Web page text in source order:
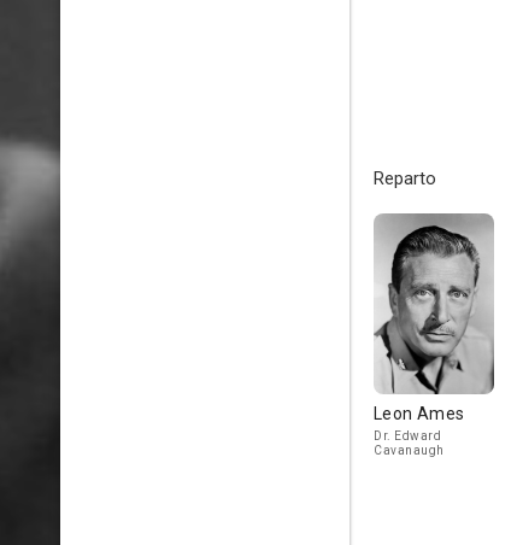
Reparto
Leon Ames
Dr. Edward
Cavanaugh